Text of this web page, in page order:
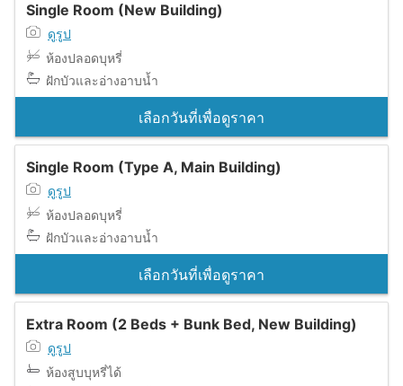
Single Room (New Building)
ดูรูป
ห้องปลอดบุหรี่
ฝักบัวและอ่างอาบน้ำ
เลือกวันที่เพื่อดูราคา
Single Room (Type A, Main Building)
ดูรูป
ห้องปลอดบุหรี่
ฝักบัวและอ่างอาบน้ำ
เลือกวันที่เพื่อดูราคา
Extra Room (2 Beds + Bunk Bed, New Building)
ดูรูป
ห้องสูบบุหรี่ได้